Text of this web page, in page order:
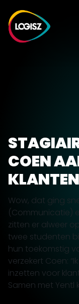
COEN
KLANTEN
Wow, dat ging
(Communicatie)
zitten er alweer
twee studenten
hun toekomstig
verzekert Coen:
inzetten voor
Samen met Yentl